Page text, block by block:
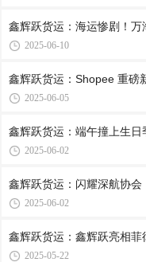
鑫辉跃货运：海运惨剧！万
2025-06-10
鑫辉跃货运：Shopee 重磅
2025-06-05
鑫辉跃货运：端午撞上生
2025-06-02
鑫辉跃货运：闪耀深航协
2025-06-02
鑫辉跃货运：鑫辉跃亮相
2025-05-22